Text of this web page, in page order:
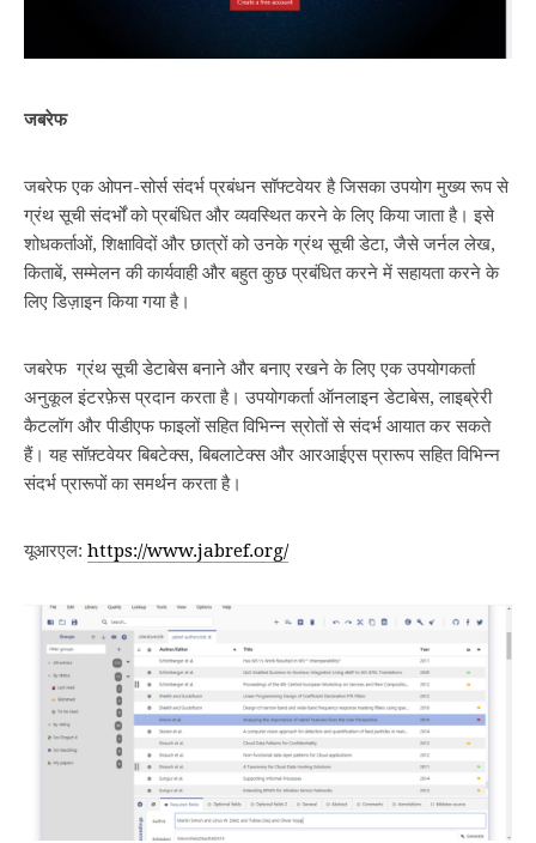
जबरेफ
जबरेफ एक ओपन-सोर्स संदर्भ प्रबंधन सॉफ्टवेयर है जिसका उपयोग मुख्य रूप से
ग्रंथ सूची संदर्भों को प्रबंधित और व्यवस्थित करने के लिए किया जाता है। इसे
शोधकर्ताओं, शिक्षाविदों और छात्रों को उनके ग्रंथ सूची डेटा, जैसे जर्नल लेख,
किताबें, सम्मेलन की कार्यवाही और बहुत कुछ प्रबंधित करने में सहायता करने के
लिए डिज़ाइन किया गया है।
जबरेफ ग्रंथ सूची डेटाबेस बनाने और बनाए रखने के लिए एक उपयोगकर्ता
अनुकूल इंटरफ़ेस प्रदान करता है। उपयोगकर्ता ऑनलाइन डेटाबेस, लाइब्रेरी
कैटलॉग और पीडीएफ फाइलों सहित विभिन्न स्रोतों से संदर्भ आयात कर सकते
हैं। यह सॉफ़्टवेयर बिबटेक्‍स, बिबलाटेक्‍स और आरआईएस प्रारूप सहित विभिन्न
संदर्भ प्रारूपों का समर्थन करता है।
यूआरएल: https://www.jabref.org/